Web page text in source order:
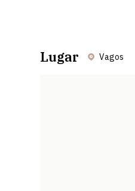
Lugar Vagos